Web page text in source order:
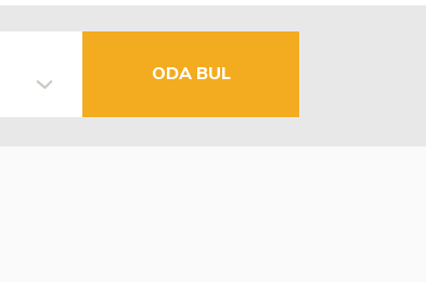
ODA BUL